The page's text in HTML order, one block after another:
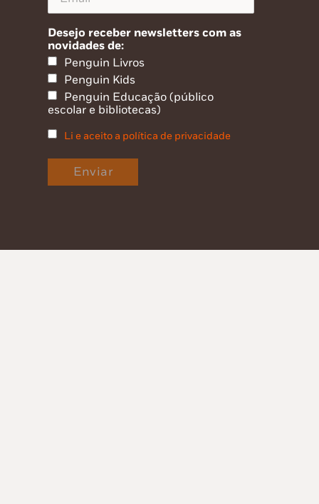
Desejo receber newsletters com as
novidades de:
Penguin Livros
Penguin Kids
Penguin Educação (público
escolar e bibliotecas)
Li e aceito a política de privacidade